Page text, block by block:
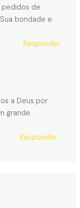
de
bondade e
Responder
a Deus por
grande
Responder